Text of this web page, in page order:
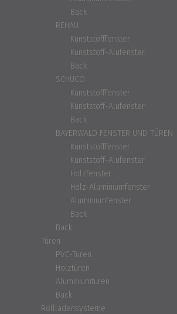
Back
REHAU
Kunststofffenster
Kunststoff-Alufenster
Back
SCHÜCO
Kunststofffenster
Kunststoff-Alufenster
Back
BAYERWALD FENSTER UND TÜREN
Kunststofffenster
Kunststoff-Alufenster
Holzfenster
Holz-Aluminiumfenster
Aluminiumfenster
Back
Back
Türen
PVC-Türen
Holztüren
Aluminiumtüren
Back
Rolllädensysteme